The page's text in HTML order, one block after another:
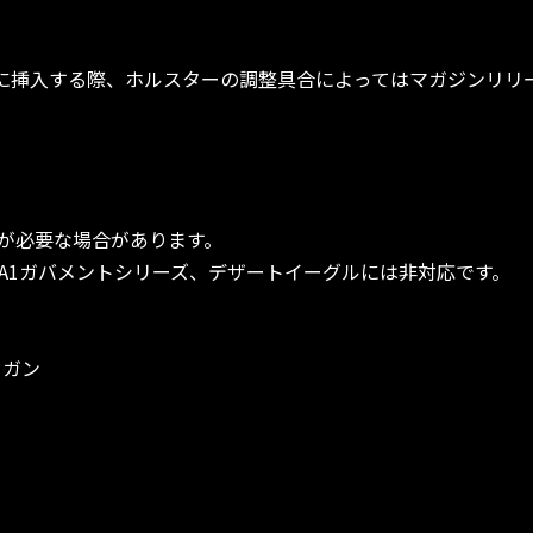
入する際、ホルスターの調整具合によってはマガジンリ
要な場合があります。
バメントシリーズ、デザートイーグルには非対応です。
ン